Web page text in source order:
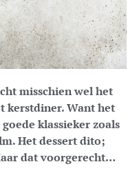
misschien wel het
kerstdiner. Want het
klassieker zoals
Het dessert dito;
dat voorgerecht…